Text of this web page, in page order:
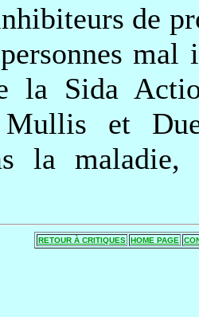
de
la Sida
et
la
RETOUR À CRITIQUES HOME PAGE